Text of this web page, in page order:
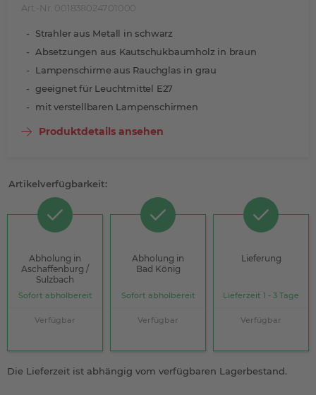
Art.-Nr. 001838024701000
Strahler aus Metall in schwarz
Absetzungen aus Kautschukbaumholz in braun
Lampenschirme aus Rauchglas in grau
geeignet für Leuchtmittel E27
mit verstellbaren Lampenschirmen
Produktdetails ansehen
Artikelverfügbarkeit:
Abholung in
Aschaffenburg /
Sulzbach
Sofort abholbereit
Verfügbar
Abholung in
Bad König
Sofort abholbereit
Verfügbar
Lieferung
Lieferzeit 1 - 3 Tage
Verfügbar
Die Lieferzeit ist abhängig vom verfügbaren Lagerbestand.